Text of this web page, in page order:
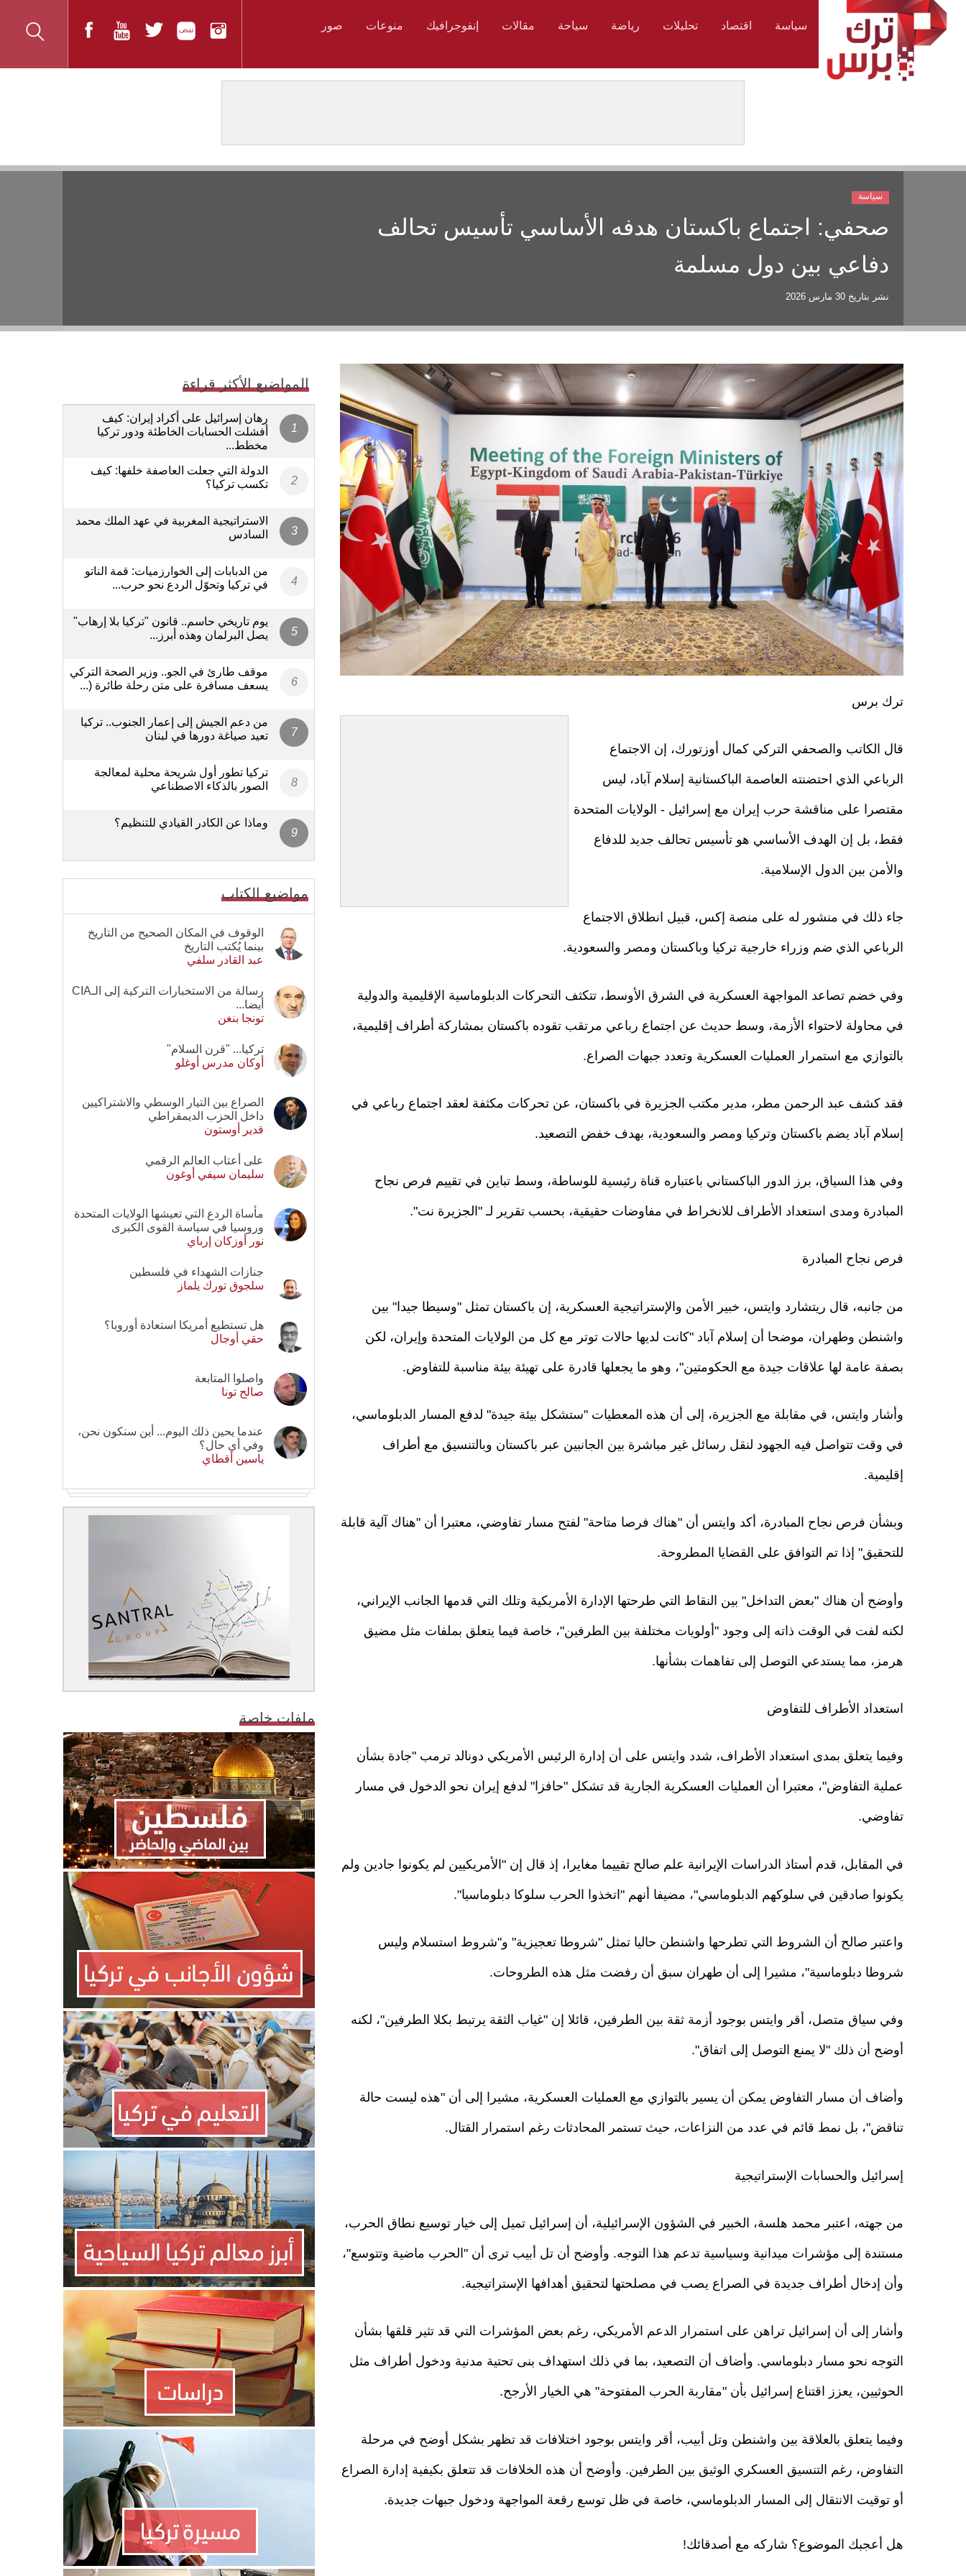
سياسة اقتصاد تحليلات رياضة سياحة مقالات إنفوجرافيك منوعات صور
صحفي: اجتماع باكستان هدفه الأساسي تأسيس تحالف
دفاعي بين دول مسلمة
نشر بتاريخ 30 مارس 2026
سياسة
ترك برس
قال الكاتب والصحفي التركي كمال أوزتورك، إن الاجتماع
الرباعي الذي احتضنته العاصمة الباكستانية إسلام آباد، ليس
مقتصرا على مناقشة حرب إيران مع إسرائيل - الولايات المتحدة
فقط، بل إن الهدف الأساسي هو تأسيس تحالف جديد للدفاع
والأمن بين الدول الإسلامية.
جاء ذلك في منشور له على منصة إكس، قبيل انطلاق الاجتماع
الرباعي الذي ضم وزراء خارجية تركيا وباكستان ومصر والسعودية.
وفي خضم تصاعد المواجهة العسكرية في الشرق الأوسط، تتكثف التحركات الدبلوماسية الإقليمية والدولية
في محاولة لاحتواء الأزمة، وسط حديث عن اجتماع رباعي مرتقب تقوده باكستان بمشاركة أطراف إقليمية،
بالتوازي مع استمرار العمليات العسكرية وتعدد جبهات الصراع.
فقد كشف عبد الرحمن مطر، مدير مكتب الجزيرة في باكستان، عن تحركات مكثفة لعقد اجتماع رباعي في
إسلام آباد يضم باكستان وتركيا ومصر والسعودية، بهدف خفض التصعيد.
وفي هذا السياق، برز الدور الباكستاني باعتباره قناة رئيسية للوساطة، وسط تباين في تقييم فرص نجاح
المبادرة ومدى استعداد الأطراف للانخراط في مفاوضات حقيقية، بحسب تقرير لـ "الجزيرة نت".
فرص نجاح المبادرة
من جانبه، قال ريتشارد وايتس، خبير الأمن والإستراتيجية العسكرية، إن باكستان تمثل "وسيطا جيدا" بين
واشنطن وطهران، موضحا أن إسلام آباد "كانت لديها حالات توتر مع كل من الولايات المتحدة وإيران، لكن
بصفة عامة لها علاقات جيدة مع الحكومتين"، وهو ما يجعلها قادرة على تهيئة بيئة مناسبة للتفاوض.
وأشار وايتس، في مقابلة مع الجزيرة، إلى أن هذه المعطيات "ستشكل بيئة جيدة" لدفع المسار الدبلوماسي،
في وقت تتواصل فيه الجهود لنقل رسائل غير مباشرة بين الجانبين عبر باكستان وبالتنسيق مع أطراف
إقليمية.
وبشأن فرص نجاح المبادرة، أكد وايتس أن "هناك فرصا متاحة" لفتح مسار تفاوضي، معتبرا أن "هناك آلية قابلة
للتحقيق" إذا تم التوافق على القضايا المطروحة.
وأوضح أن هناك "بعض التداخل" بين النقاط التي طرحتها الإدارة الأمريكية وتلك التي قدمها الجانب الإيراني،
لكنه لفت في الوقت ذاته إلى وجود "أولويات مختلفة بين الطرفين"، خاصة فيما يتعلق بملفات مثل مضيق
هرمز، مما يستدعي التوصل إلى تفاهمات بشأنها.
استعداد الأطراف للتفاوض
وفيما يتعلق بمدى استعداد الأطراف، شدد وايتس على أن إدارة الرئيس الأمريكي دونالد ترمب "جادة بشأن
عملية التفاوض"، معتبرا أن العمليات العسكرية الجارية قد تشكل "حافزا" لدفع إيران نحو الدخول في مسار
تفاوضي.
في المقابل، قدم أستاذ الدراسات الإيرانية علم صالح تقييما مغايرا، إذ قال إن "الأمريكيين لم يكونوا جادين ولم
يكونوا صادقين في سلوكهم الدبلوماسي"، مضيفا أنهم "اتخذوا الحرب سلوكا دبلوماسيا".
واعتبر صالح أن الشروط التي تطرحها واشنطن حاليا تمثل "شروطا تعجيزية" و"شروط استسلام وليس
شروطا دبلوماسية"، مشيرا إلى أن طهران سبق أن رفضت مثل هذه الطروحات.
وفي سياق متصل، أقر وايتس بوجود أزمة ثقة بين الطرفين، قائلا إن "غياب الثقة يرتبط بكلا الطرفين"، لكنه
أوضح أن ذلك "لا يمنع التوصل إلى اتفاق".
وأضاف أن مسار التفاوض يمكن أن يسير بالتوازي مع العمليات العسكرية، مشيرا إلى أن "هذه ليست حالة
تناقض"، بل نمط قائم في عدد من النزاعات، حيث تستمر المحادثات رغم استمرار القتال.
إسرائيل والحسابات الإستراتيجية
من جهته، اعتبر محمد هلسة، الخبير في الشؤون الإسرائيلية، أن إسرائيل تميل إلى خيار توسيع نطاق الحرب،
مستندة إلى مؤشرات ميدانية وسياسية تدعم هذا التوجه. وأوضح أن تل أبيب ترى أن "الحرب ماضية وتتوسع"،
وأن إدخال أطراف جديدة في الصراع يصب في مصلحتها لتحقيق أهدافها الإستراتيجية.
وأشار إلى أن إسرائيل تراهن على استمرار الدعم الأمريكي، رغم بعض المؤشرات التي قد تثير قلقها بشأن
التوجه نحو مسار دبلوماسي. وأضاف أن التصعيد، بما في ذلك استهداف بنى تحتية مدنية ودخول أطراف مثل
الحوثيين، يعزز اقتناع إسرائيل بأن "مقاربة الحرب المفتوحة" هي الخيار الأرجح.
وفيما يتعلق بالعلاقة بين واشنطن وتل أبيب، أقر وايتس بوجود اختلافات قد تظهر بشكل أوضح في مرحلة
التفاوض، رغم التنسيق العسكري الوثيق بين الطرفين. وأوضح أن هذه الخلافات قد تتعلق بكيفية إدارة الصراع
أو توقيت الانتقال إلى المسار الدبلوماسي، خاصة في ظل توسع رقعة المواجهة ودخول جبهات جديدة.
هل أعجبك الموضوع؟ شاركه مع أصدقائك!
المواضيع الأكثر قراءة
رهان إسرائيل على أكراد إيران: كيف
أفشلت الحسابات الخاطئة ودور تركيا
مخطط...
الدولة التي جعلت العاصفة خلفها: كيف
تكسب تركيا؟
الاستراتيجية المغربية في عهد الملك محمد
السادس
من الدبابات إلى الخوارزميات: قمة الناتو
في تركيا وتحوّل الردع نحو حرب...
يوم تاريخي حاسم.. قانون "تركيا بلا إرهاب"
يصل البرلمان وهذه أبرز...
موقف طارئ في الجو.. وزير الصحة التركي
يسعف مسافرة على متن رحلة طائرة (...
من دعم الجيش إلى إعمار الجنوب.. تركيا
تعيد صياغة دورها في لبنان
تركيا تطور أول شريحة محلية لمعالجة
الصور بالذكاء الاصطناعي
وماذا عن الكادر القيادي للتنظيم؟
مواضيع الكتاب
الوقوف في المكان الصحيح من التاريخ
بينما يُكتب التاريخ
عبد القادر سلفي
رسالة من الاستخبارات التركية إلى الـCIA
أيضا...
تونجا بنغن
تركيا... "قرن السلام"
أوكان مدرس أوغلو
الصراع بين التيار الوسطي والاشتراكيين
داخل الحزب الديمقراطي
قدير أوستون
على أعتاب العالم الرقمي
سليمان سيفي أوغون
مأساة الردع التي تعيشها الولايات المتحدة
وروسيا في سياسة القوى الكبرى
نور أوزكان إرباي
جنازات الشهداء في فلسطين
سلجوق تورك يلماز
هل تستطيع أمريكا استعادة أوروبا؟
حقي أوجال
واصلوا المتابعة
صالح تونا
عندما يحين ذلك اليوم... أين سنكون نحن،
وفي أي حال؟
ياسين أقطاي
ملفات خاصة